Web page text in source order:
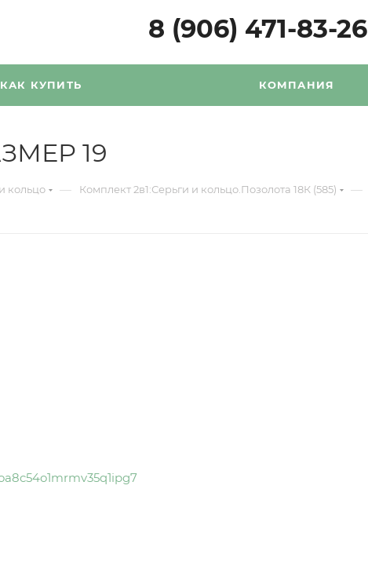
8 (906) 471-83-26
КАК КУПИТЬ КОМПАНИЯ
19
кольцо — Комплект 2в1:Серьги и кольцо.Позолота 18К (585) —